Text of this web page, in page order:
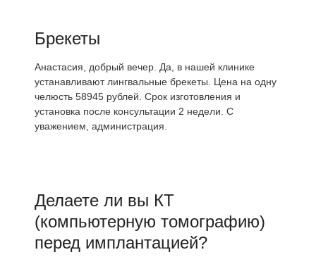
Брекеты
Анастасия, добрый вечер. Да, в нашей клинике
устанавливают лингвальные брекеты. Цена на одну
челюсть 58945 рублей. Срок изготовления и
установка после консультации 2 недели. С
уважением, администрация.
Делаете ли вы КТ
(компьютерную томографию)
перед имплантацией?